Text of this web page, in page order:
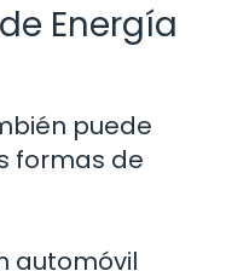
Energía
puede
formas de
automóvil